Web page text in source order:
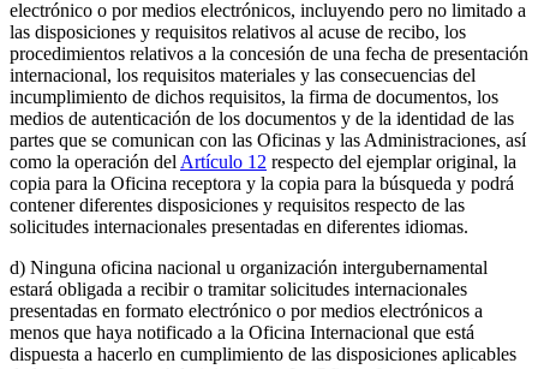
electrónico o por medios electrónicos, incluyendo pero no limitado a
las disposiciones y requisitos relativos al acuse de recibo, los
procedimientos relativos a la concesión de una fecha de presentación
internacional, los requisitos materiales y las consecuencias del
incumplimiento de dichos requisitos, la firma de documentos, los
medios de autenticación de los documentos y de la identidad de las
partes que se comunican con las Oficinas y las Administraciones, así
como la operación delArtículo 12 respecto del ejemplar original, la
copia para la Oficina receptora y la copia para la búsqueda y podrá
contener diferentes disposiciones y requisitos respecto de las
solicitudes internacionales presentadas en diferentes idiomas.
d) Ninguna oficina nacional u organización intergubernamental
estará obligada a recibir o tramitar solicitudes internacionales
presentadas en formato electrónico o por medios electrónicos a
menos que haya notificado a la Oficina Internacional que está
dispuesta a hacerlo en cumplimiento de las disposiciones aplicables